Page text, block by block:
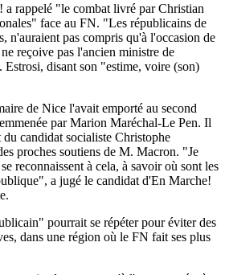
rappelé "le combat livré par Christian
face au FN. "Les républicains de
n'auraient pas compris qu'à l'occasion de
reçoive pas l'ancien ministre de
disant son "estime, voire (son)
de Nice l'avait emporté au second
par Marion Maréchal-Le Pen. Il
candidat socialiste Christophe
proches soutiens de M. Macron. "Je
reconnaissent à cela, à savoir où sont les
a jugé le candidat d'En Marche!
pourrait se répéter pour éviter des
dans une région où le FN fait ses plus